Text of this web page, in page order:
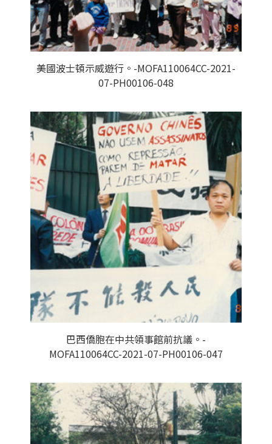
美國波士頓示威遊行。-MOFA110064CC-2021-
07-PH00106-048
巴西僑胞在中共領事館前抗議。-
MOFA110064CC-2021-07-PH00106-047